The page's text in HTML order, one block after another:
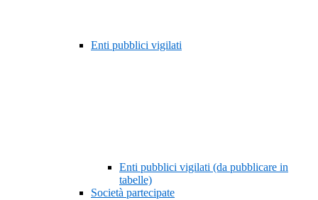
Enti pubblici vigilati
Enti pubblici vigilati (da pubblicare in
tabelle)
Società partecipate